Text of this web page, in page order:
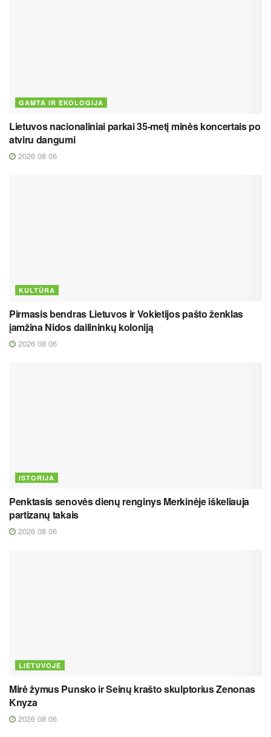
GAMTA IR EKOLOGIJA
Lietuvos nacionaliniai parkai 35-metį minės koncertais po
atviru dangumi
2026 08 06
KULTŪRA
Pirmasis bendras Lietuvos ir Vokietijos pašto ženklas
įamžina Nidos dailininkų koloniją
2026 08 06
ISTORIJA
Penktasis senovės dienų renginys Merkinėje iškeliauja
partizanų takais
2026 08 06
LIETUVOJE
Mirė žymus Punsko ir Seinų krašto skulptorius Zenonas
Knyza
2026 08 06